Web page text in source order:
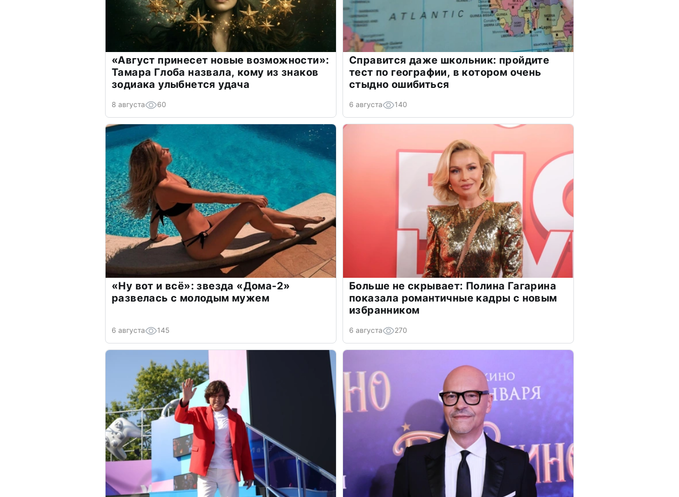
«Август принесет новые возможности»:
Тамара Глоба назвала, кому из знаков
зодиака улыбнется удача
8 августа 60
Справится даже школьник: пройдите
тест по географии, в котором очень
стыдно ошибиться
6 августа 140
«Ну вот и всё»: звезда «Дома-2»
развелась с молодым мужем
6 августа 145
Больше не скрывает: Полина Гагарина
показала романтичные кадры с новым
избранником
6 августа 270